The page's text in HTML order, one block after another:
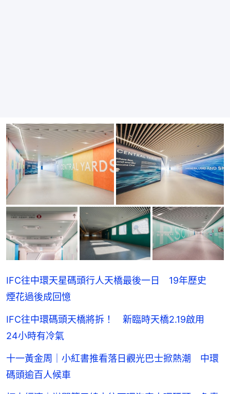
IFC往中環天星碼頭行人天橋最後一日 19年歷史
煙花過後成回憶
IFC往中環碼頭天橋將拆！ 新臨時天橋2.19啟用
24小時有冷氣
十一黃金周｜小紅書推看落日觀光巴士掀熱潮 中環
碼頭逾百人候車